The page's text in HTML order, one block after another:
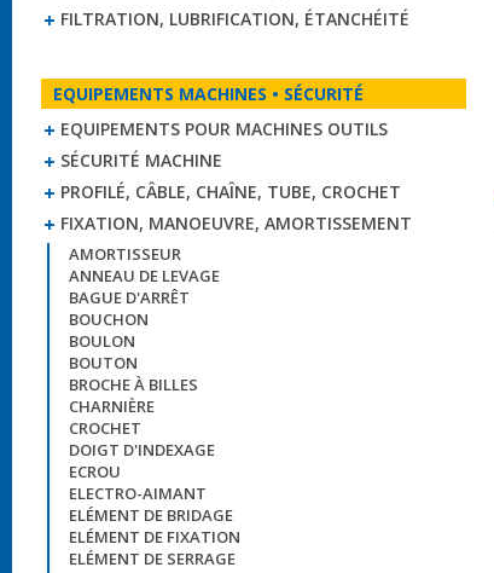
FILTRATION, LUBRIFICATION, ÉTANCHÉITÉ
EQUIPEMENTS MACHINES • SÉCURITÉ
EQUIPEMENTS POUR MACHINES OUTILS
SÉCURITÉ MACHINE
PROFILÉ, CÂBLE, CHAÎNE, TUBE, CROCHET
FIXATION, MANOEUVRE, AMORTISSEMENT
AMORTISSEUR
ANNEAU DE LEVAGE
BAGUE D'ARRÊT
BOUCHON
BOULON
BOUTON
BROCHE À BILLES
CHARNIÈRE
CROCHET
DOIGT D'INDEXAGE
ECROU
ELECTRO-AIMANT
ELÉMENT DE BRIDAGE
ELÉMENT DE FIXATION
ELÉMENT DE SERRAGE